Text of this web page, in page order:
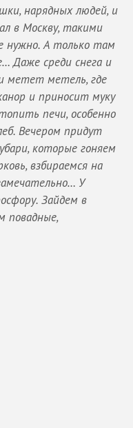
нарядных людей, и
в Москву, такими
нужно. А только там
Даже среди снега и
метет метель, где
и приносит муку
печи, особенно
Вечером придут
которые гоняем
взбираемся на
У
Зайдем в
повадные,